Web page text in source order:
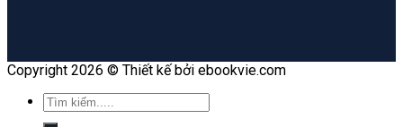
Copyright 2026 © Thiết kế bởi ebookvie.com
Search
for: